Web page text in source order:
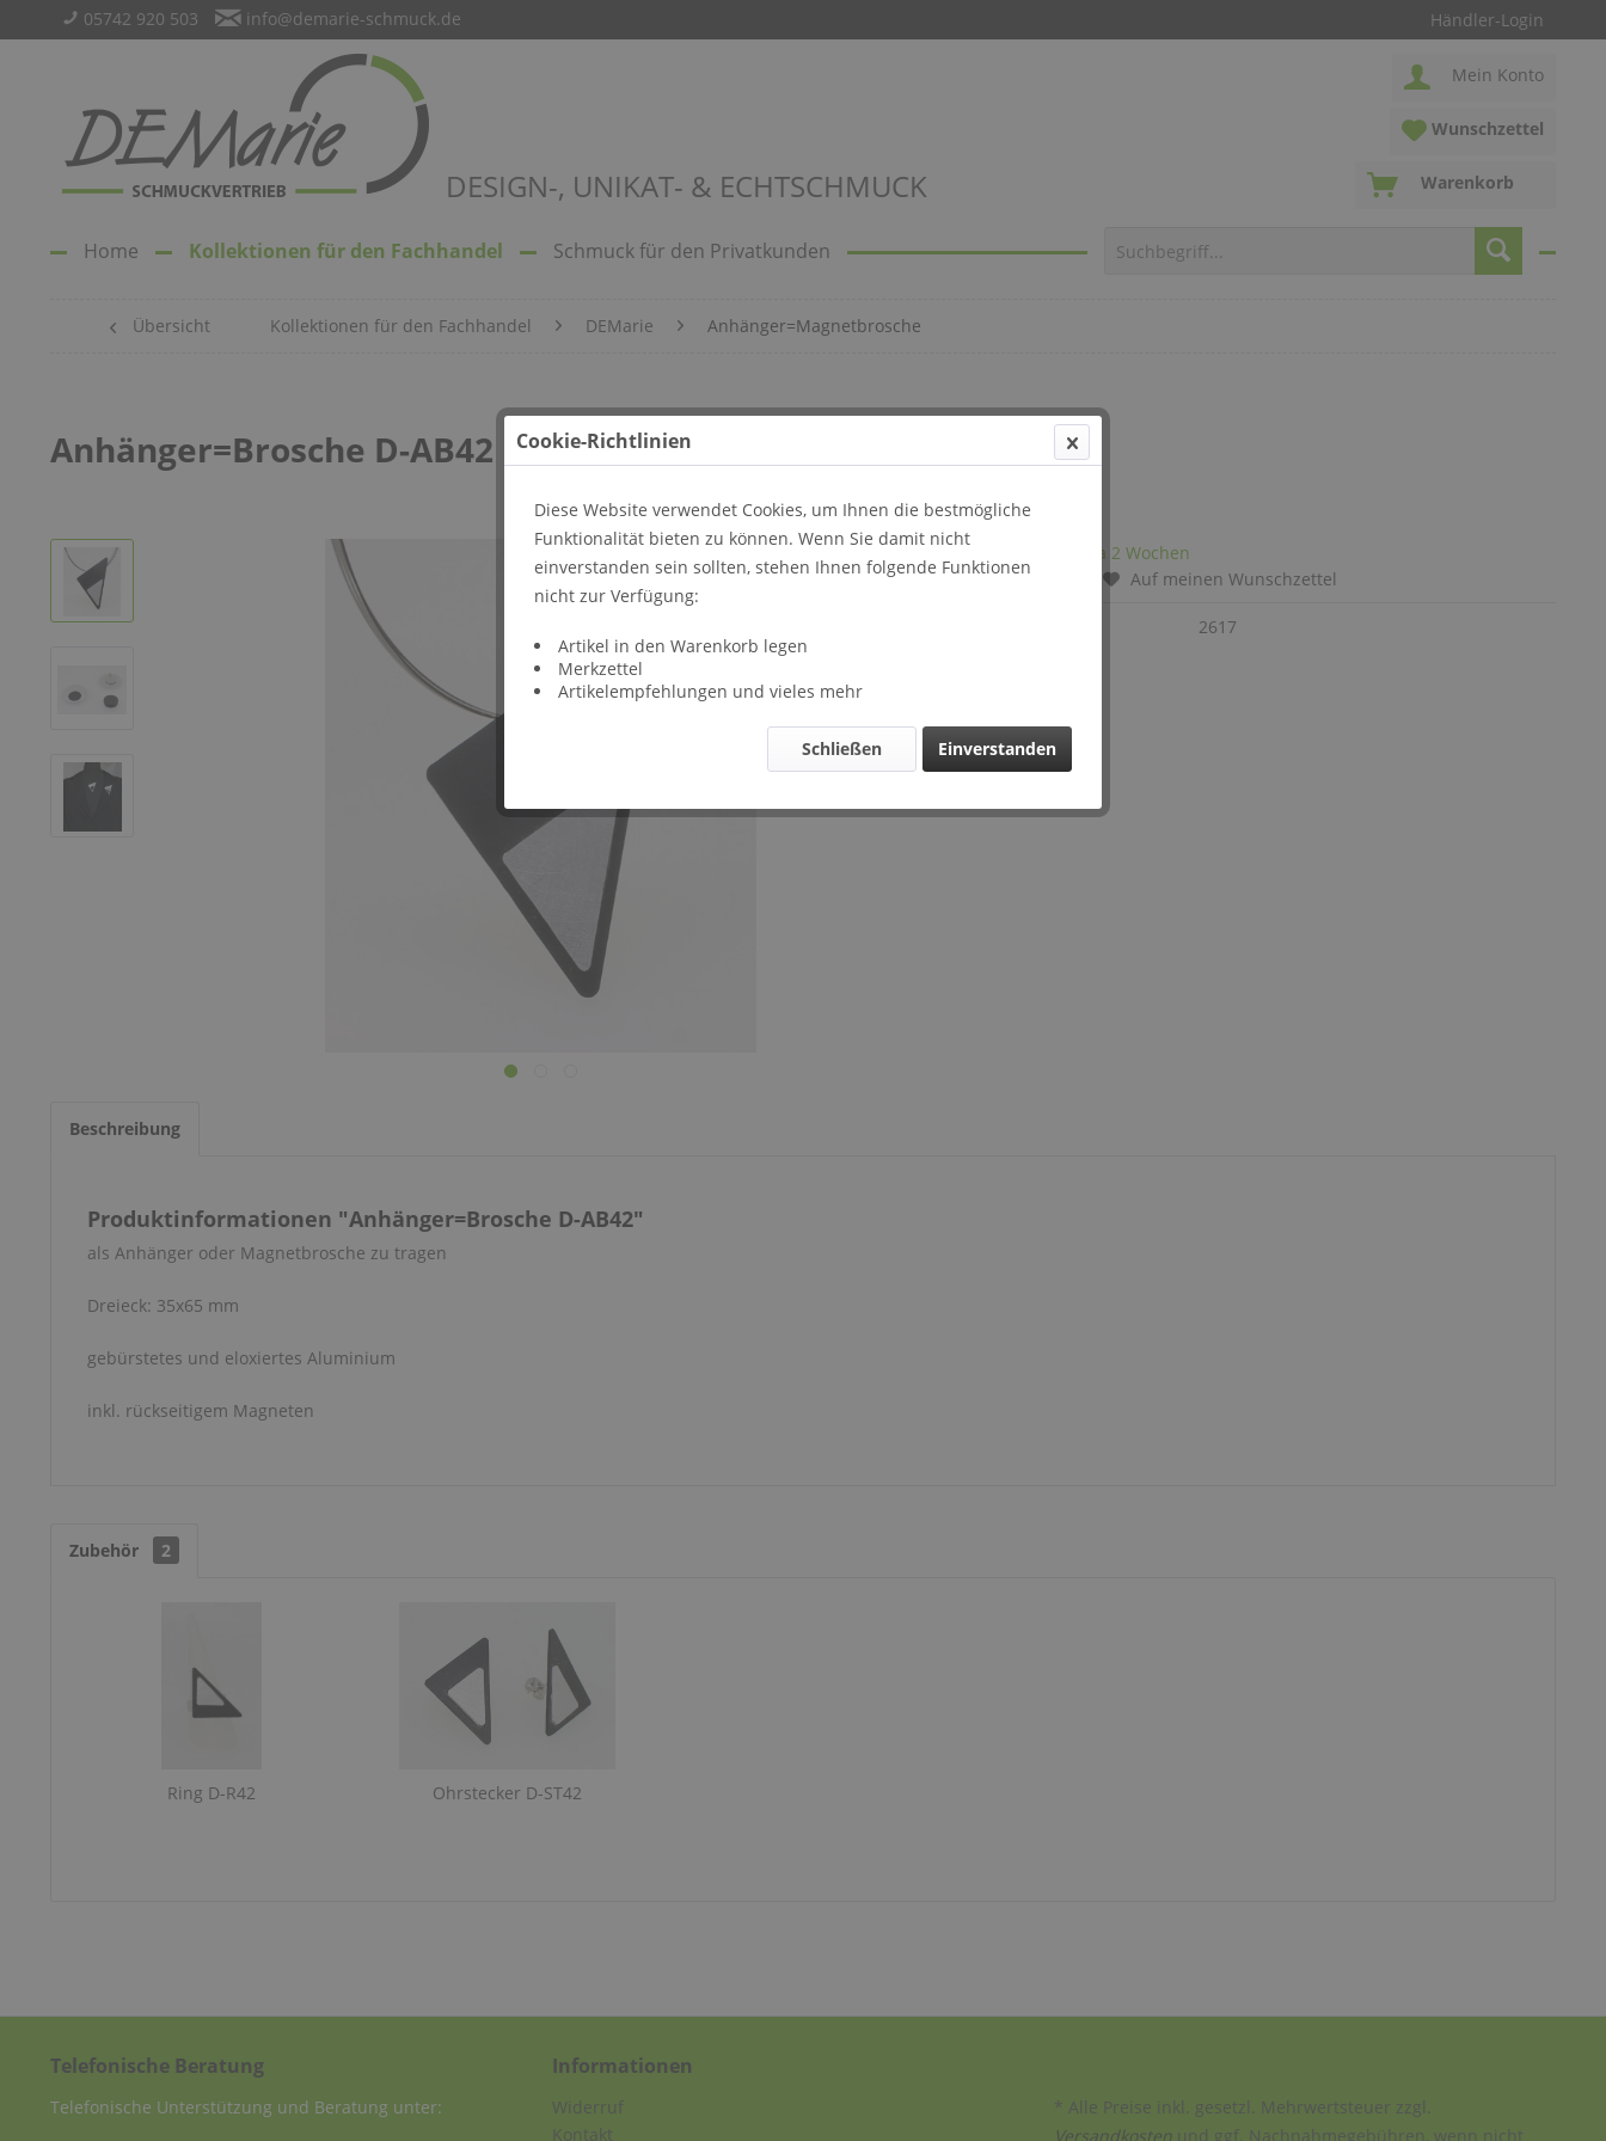
Händler-Login
05742 920 503 info@demarie-schmuck.de
DESIGN-, UNIKAT- & ECHTSCHMUCK
Mein Konto
Wunschzettel
Warenkorb
Home Kollektionen für den Fachhandel Schmuck für den Privatkunden
Übersicht Kollektionen für den Fachhandel DEMarie Anhänger=Magnetbrosche
Anhänger=Brosche D-AB42
Lieferzeit: ca 2 Wochen
Vergleichen
Auf meinen Wunschzettel
2617
Beschreibung
Produktinformationen "Anhänger=Brosche D-AB42"
als Anhänger oder Magnetbrosche zu tragen
Dreieck: 35x65 mm
gebürstetes und eloxiertes Aluminium
inkl. rückseitigem Magneten
Zubehör 2
Ring D-R42 Ohrstecker D-ST42
Telefonische Beratung
Telefonische Unterstützung und Beratung unter:
Informationen
Widerruf
Kontakt
* Alle Preise inkl. gesetzl. Mehrwertsteuer zzgl.
Versandkosten und ggf. Nachnahmegebühren, wenn nicht
Cookie-Richtlinien
Diese Website verwendet Cookies, um Ihnen die bestmögliche
Funktionalität bieten zu können. Wenn Sie damit nicht
einverstanden sein sollten, stehen Ihnen folgende Funktionen
nicht zur Verfügung:
Artikel in den Warenkorb legen
Merkzettel
Artikelempfehlungen und vieles mehr
Einverstanden
Schließen